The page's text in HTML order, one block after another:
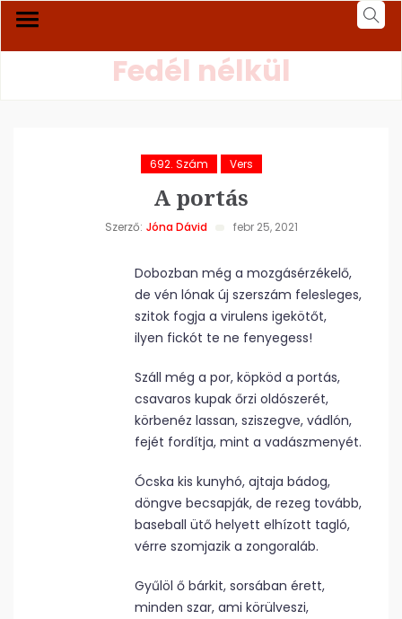
Fedél nélkül
692. Szám Vers
A portás
Szerző: Jóna Dávid febr 25, 2021
Dobozban még a mozgásérzékelő,
de vén lónak új szerszám felesleges,
szitok fogja a virulens igekötőt,
ilyen fickót te ne fenyegess!
Száll még a por, köpköd a portás,
csavaros kupak őrzi oldószerét,
körbenéz lassan, sziszegve, vádlón,
fejét fordítja, mint a vadászmenyét.
Ócska kis kunyhó, ajtaja bádog,
döngve becsapják, de rezeg tovább,
baseball ütő helyett elhízott tagló,
vérre szomjazik a zongoraláb.
Gyűlöl ő bárkit, sorsában érett,
minden szar, ami körülveszi,